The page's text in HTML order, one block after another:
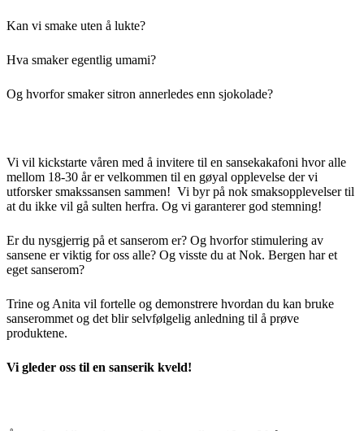
Kan vi smake uten å lukte?
Hva smaker egentlig umami?
Og hvorfor smaker sitron annerledes enn sjokolade?
Vi vil kickstarte våren med å invitere til en sansekakafoni hvor alle
mellom 18-30 år er velkommen til en gøyal opplevelse der vi
utforsker smakssansen sammen! Vi byr på nok smaksopplevelser til
at du ikke vil gå sulten herfra. Og vi garanterer god stemning!
Er du nysgjerrig på et sanserom er? Og hvorfor stimulering av
sansene er viktig for oss alle? Og visste du at Nok. Bergen har et
eget sanserom?
Trine og Anita vil fortelle og demonstrere hvordan du kan bruke
sanserommet og det blir selvfølgelig anledning til å prøve
produktene.
Vi gleder oss til en sanserik kveld!